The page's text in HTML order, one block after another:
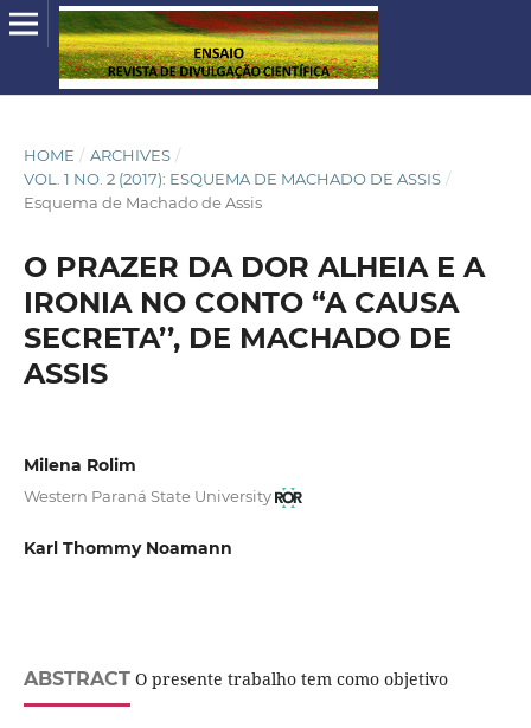
HOME / ARCHIVES /
VOL. 1 NO. 2 (2017): ESQUEMA DE MACHADO DE ASSIS /
Esquema de Machado de Assis
O PRAZER DA DOR ALHEIA E A
IRONIA NO CONTO “A CAUSA
SECRETA’’, DE MACHADO DE
ASSIS
Milena Rolim
Western Paraná State University
Karl Thommy Noamann
ABSTRACTO presente trabalho tem como objetivo